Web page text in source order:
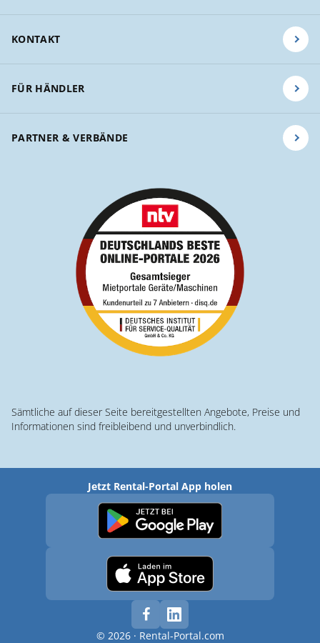
KONTAKT
FÜR HÄNDLER
PARTNER & VERBÄNDE
Sämtliche auf dieser Seite bereitgestellten Angebote, Preise und
Informationen sind freibleibend und unverbindlich.
Jetzt Rental-Portal App holen
© 2026 · Rental-Portal.com